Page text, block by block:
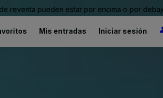
reventa pueden estar por encima o por
Mis entradas Iniciar sesión